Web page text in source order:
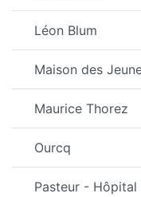
Léon Blum
Maison des
Maurice Thorez
Ourcq
Pasteur - Hôpital